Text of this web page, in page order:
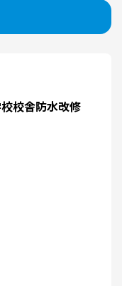
校舎防水改修